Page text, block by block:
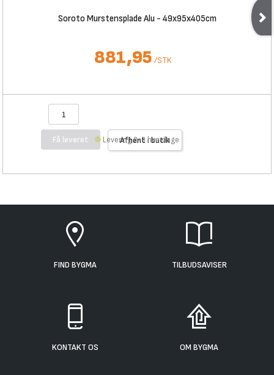
Soroto Murstensplade Alu - 49x95x405cm
881,95 /STK
Få leveret Afhent i butik
Levering 2-3 hverdage
FIND BYGMA TILBUDSAVISER
KONTAKT OS OM BYGMA